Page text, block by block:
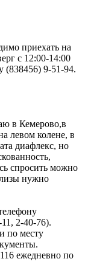
приехать на
с 12:00-14:00
(838456) 9-51-94.
в Кемерово,в
левом колене, в
диафлекс, но
спросить можно
нужно
2-40-76).
по месту
ежедневно по